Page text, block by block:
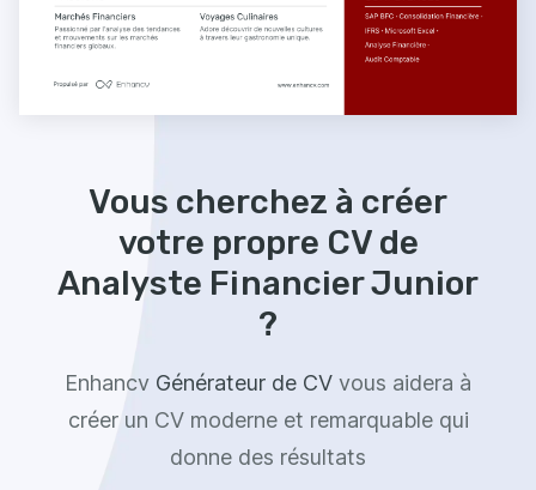
Vous cherchez à créer
votre propre CV de
Analyste Financier Junior
?
Enhancv Générateur de CV vous aidera à
créer un CV moderne et remarquable qui
donne des résultats